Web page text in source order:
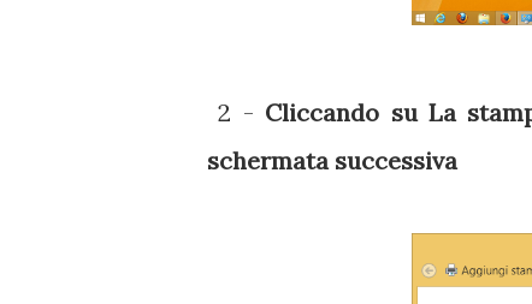
2 - Cliccando su La
schermata successiva